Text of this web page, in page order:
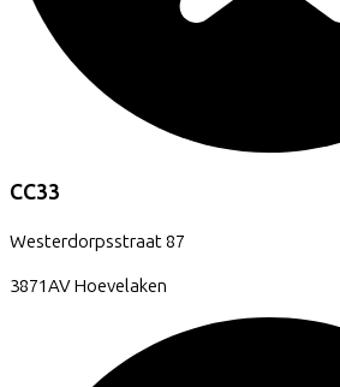
CC33
Westerdorpsstraat87
3871AVHoevelaken